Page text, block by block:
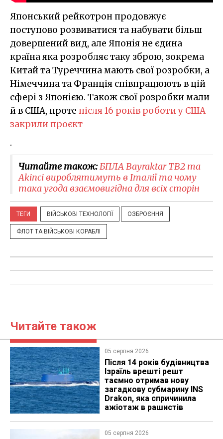
Японський рейкотрон продовжує
поступово розвиватися та набувати більш
довершений вид, але Японія не єдина
країна яка розробляє таку зброю, зокрема
Китай та Туреччина мають свої розробки, а
Німеччина та Франція співпрацюють в цій
сфері з Японією. Також свої розробки мали
й в США, проте після 16 років роботи у США
закрили проєкт
.
Читайте також:БПЛА Bayraktar TB2 та
Akinci вироблятимуть в Італії та чому
така угода взаємовигідна для всіх сторін
ТЕГИ ВІЙСЬКОВІ ТЕХНОЛОГІЇ ОЗБРОЄННЯ
ФЛОТ ТА ВІЙСЬКОВІ КОРАБЛІ
Читайте також
05 серпня 2026
Після 14 років будівництва
Ізраїль врешті решт
таємно отримав нову
загадкову субмарину INS
Drakon, яка спричинила
ажіотаж в рашистів
05 серпня 2026